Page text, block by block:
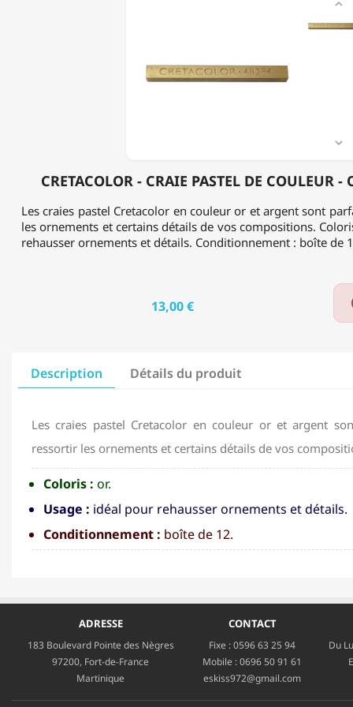
CRETACOLOR - CRAIE PASTEL DE COULEUR -


Les craies pastel Cretacolor en couleur or et argent sont
les ornements et certains détails de vos compositions.
rehausser ornements et détails. Conditionnement : boîte de
13,00 €
Description Détails du produit
Les craies pastel Cretacolor en couleur or et argent
ressortir les ornements et certains détails de vos
Coloris : or.
Usage : idéal pour rehausser ornements et détails.
Conditionnement : boîte de 12.
ADRESSE
183 Boulevard Pointe des Nègres
97200, Fort-de-France
Martinique
CONTACT
Fixe :0596 63 25 94
Mobile :0696 50 91 61
eskiss972@gmail.com
Du